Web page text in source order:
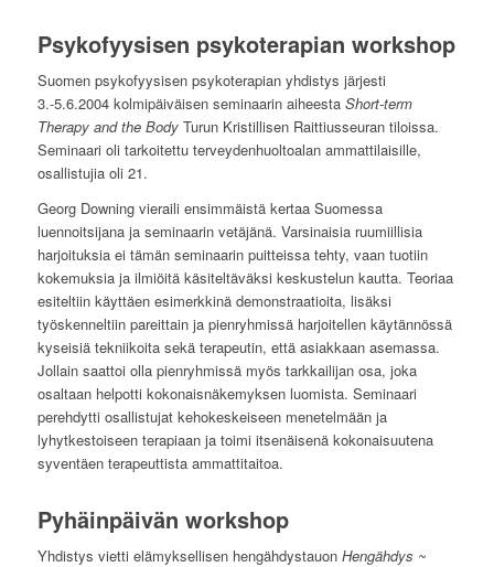
Psykofyysisen psykoterapian workshop
Suomen psykofyysisen psykoterapian yhdistys järjesti
3.-5.6.2004 kolmipäiväisen seminaarin aiheesta Short-term
Therapy and the BodyTurun Kristillisen Raittiusseuran tiloissa.
Seminaari oli tarkoitettu terveydenhuoltoalan ammattilaisille,
osallistujia oli 21.
Georg Downing vieraili ensimmäistä kertaa Suomessa
luennoitsijana ja seminaarin vetäjänä. Varsinaisia ruumiillisia
harjoituksia ei tämän seminaarin puitteissa tehty, vaan tuotiin
kokemuksia ja ilmiöitä käsiteltäväksi keskustelun kautta. Teoriaa
esiteltiin käyttäen esimerkkinä demonstraatioita, lisäksi
työskenneltiin pareittain ja pienryhmissä harjoitellen käytännössä
kyseisiä tekniikoita sekä terapeutin, että asiakkaan asemassa.
Jollain saattoi olla pienryhmissä myös tarkkailijan osa, joka
osaltaan helpotti kokonaisnäkemyksen luomista. Seminaari
perehdytti osallistujat kehokeskeiseen menetelmään ja
lyhytkestoiseen terapiaan ja toimi itsenäisenä kokonaisuutena
syventäen terapeuttista ammattitaitoa.
Pyhäinpäivän workshop
Yhdistys vietti elämyksellisen hengähdystauonHengähdys ~